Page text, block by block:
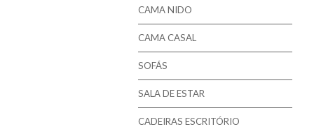
CAMA NIDO
CAMA CASAL
SOFÁS
SALA DE ESTAR
CADEIRAS ESCRITÓRIO